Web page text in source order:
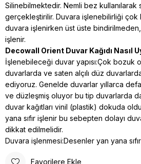
Silinebilmektedir. Nemli bez kullanılarak
gerçekleştirilir. Duvara işlenebilirliği çok
duvara işlenirken üst üste bindirilmeden,
işlenir.
Decowall Orient Duvar Kağıdı Nasıl
İşlenebileceği duvar yapısı:Çok bozuk
duvarlarda ve saten alçılı düz duvarlarda
ediyoruz. Genelde duvarlar yıllarca
ve düzleşmiş oluyor bu tip duvarlarda
duvar kağıtları vinil (plastik) dokuda
yana sıfır işlenir bu sebepten dolayı
dikkat edilmelidir.
Duvara işlenmesi:Desenler yan yana
Favorilere Ekle